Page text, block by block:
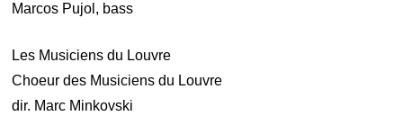
Marcos Pujol, bass
Les Musiciens du Louvre
Choeur des Musiciens du Louvre
dir. Marc Minkovski